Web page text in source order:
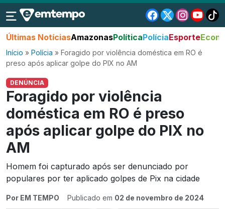
Últimas NotíciasAmazonasPolíticaPolíciaEsporte
Início » Polícia » Foragido por violência doméstica em RO é
preso após aplicar golpe do PIX no AM
DENÚNCIA
Foragido por violência
doméstica em RO é preso
após aplicar golpe do PIX no
AM
Homem foi capturado após ser denunciado por
populares por ter aplicado golpes de Pix na cidade
Por EM TEMPO Publicado em 02 de novembro de 2024